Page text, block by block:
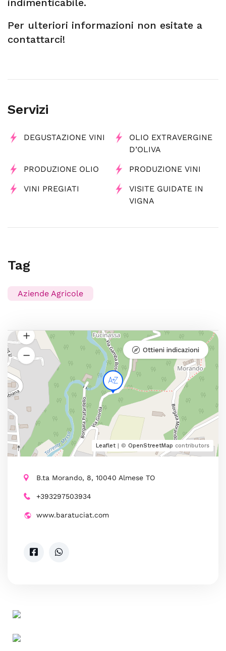
indimenticabile.
Per ulteriori informazioni non esitate a
contattarci!
Servizi
DEGUSTAZIONE VINI
OLIO EXTRAVERGINE
D’OLIVA
PRODUZIONE OLIO PRODUZIONE VINI
VINI PREGIATI
VISITE GUIDATE IN
VIGNA
Tag
Aziende Agricole
Leaflet | © OpenStreetMap contributors
Ottieni indicazioni
B.ta Morando, 8, 10040 Almese TO
+393297503934
www.baratuciat.com